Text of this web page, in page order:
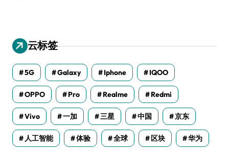
云标签
5G Galaxy Iphone IQOO
OPPO Pro Realme Redmi
Vivo 一加 三星 中国 京东
人工智能 体验 全球 区块 华为